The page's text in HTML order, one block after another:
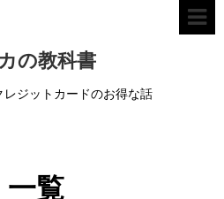
の教科書
ジットカードのお得な話
一覧